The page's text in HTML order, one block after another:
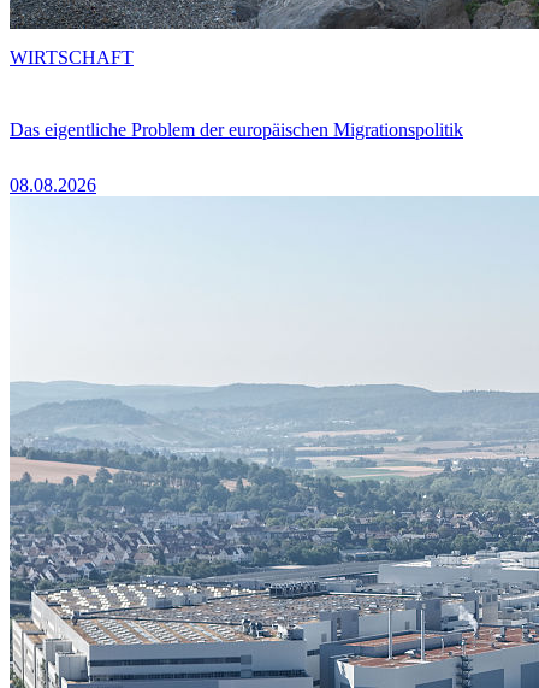
Das eigentliche Problem der europäischen Migrationspolitik
08.08.2026
WIRTSCHAFT